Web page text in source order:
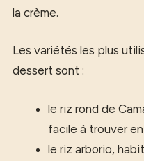
la crème.
Les variétés les plus
dessert sont :
le riz rond de
facile à trouver
le riz arborio,